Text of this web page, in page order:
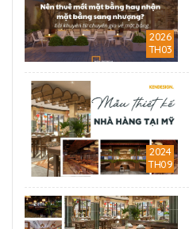
2026
TH03
2024
TH09